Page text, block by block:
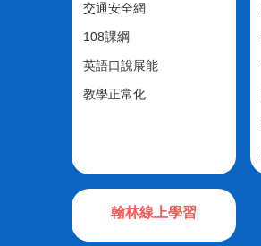
交通安全網
108課綱
英語口說展能
教學正常化
翰林線上學習